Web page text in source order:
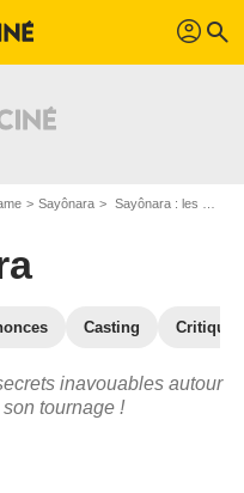
profil search
Sayônara Sayônara : les secrets du tournage
Casting
inavouables autour
tournage !